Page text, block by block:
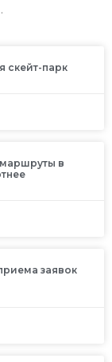
скейт-парк
в
заявок